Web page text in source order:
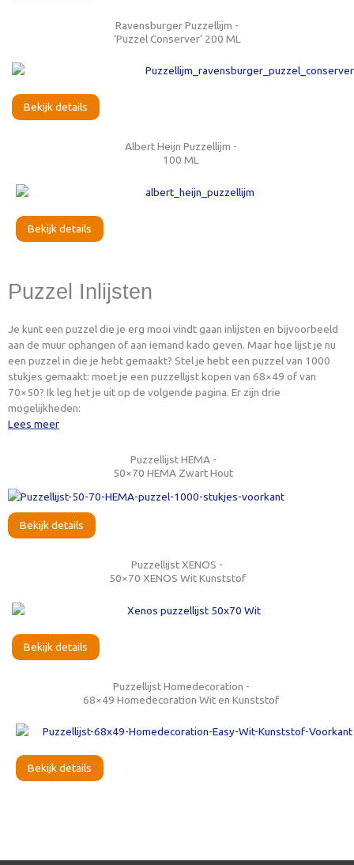
Ravensburger Puzzellijm -
‘Puzzel Conserver’ 200 ML
Bekijk details
Albert Heijn Puzzellijm -
100 ML
Bekijk details
Puzzel Inlijsten
Je kunt een puzzel die je erg mooi vindt gaan inlijsten en bijvoorbeeld
aan de muur ophangen of aan iemand kado geven. Maar hoe lijst je nu
een puzzel in die je hebt gemaakt? Stel je hebt een puzzel van 1000
stukjes gemaakt: moet je een puzzellijst kopen van 68×49 of van
70×50? Ik leg het je uit op de volgende pagina. Er zijn drie
mogelijkheden:
Lees meer
Puzzellijst HEMA -
50×70 HEMA Zwart Hout
Bekijk details
Puzzellijst XENOS -
50×70 XENOS Wit Kunststof
Bekijk details
Puzzellijst Homedecoration -
68×49 Homedecoration Wit en Kunststof
Bekijk details